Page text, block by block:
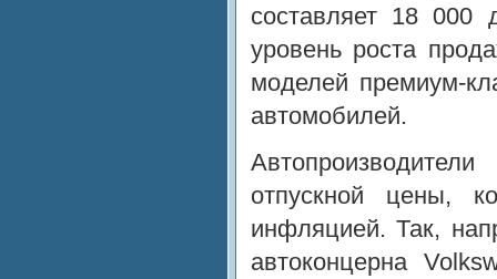
составляет 18
уровень роста
моделей премиум-
автомобилей.
отпускной цены,
инфляцией. Так,
автоконцерна